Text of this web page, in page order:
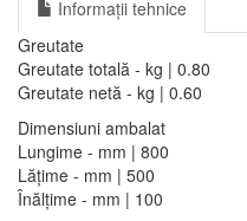
Informații tehnice
Greutate
Greutate totală - kg | 0.80
Greutate netă - kg | 0.60
Dimensiuni ambalat
Lungime - mm | 800
Lățime - mm | 500
Înălțime - mm | 100